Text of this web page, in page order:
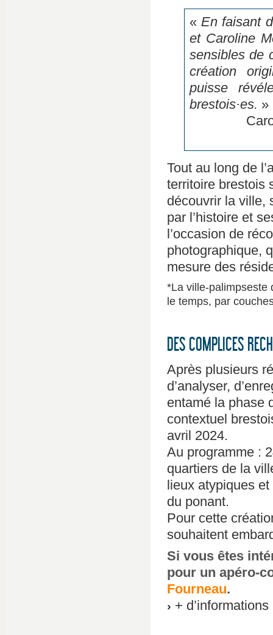
«En faisant
et Caroline
sensibles de
création
puisse
brestois·es. »
Tout au long de
territoire brestois
découvrir la ville,
par l’histoire et
l’occasion de
photographique,
mesure des
*La ville-palimpseste
le temps, par
DES COMPLICES
Après plusieurs
d’analyser,
entamé la phase
contextuel
avril 2024.
Au programme :
quartiers de la
lieux atypiques
du ponant.
Pour cette
souhaitent
Si vous êtes
pour un apéro-
Fourneau.
+